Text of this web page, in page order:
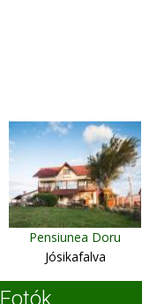
Pensiunea Doru
Jósikafalva
Fotók